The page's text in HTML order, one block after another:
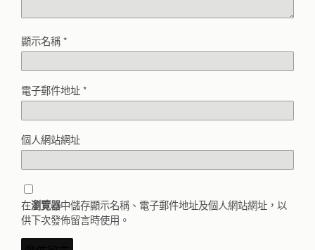
顯示名稱*
電子郵件地址*
個人網站網址
在瀏覽器中儲存顯示名稱、電子郵件地址及個人網站網址，以
供下次發佈留言時使用。